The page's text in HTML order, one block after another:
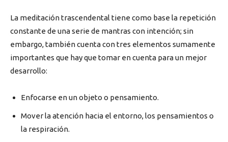
La meditación trascendental tiene como base la repetición
constante de una serie de mantras con intención; sin
embargo, también cuenta con tres elementos sumamente
importantes que hay que tomar en cuenta para un mejor
desarrollo:
Enfocarse en un objeto o pensamiento.
Mover la atención hacia el entorno, los pensamientos o
la respiración.